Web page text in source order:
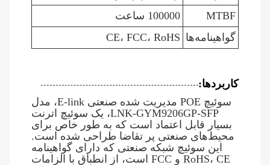
MTBF
100000 ساعت
گواهینامه‌ها CE، FCC، RoHS
کاربردها:
سوئیچ POE مدیریت شده صنعتی E-link، مدل
LNK-GYM9206GP-SFP، یک سوئیچ اترنت
بسیار قابل اعتماد است که به طور خاص برای
محیط‌های صنعتی پر تقاضا طراحی شده است.
این سوئیچ شبکه صنعتی که دارای گواهینامه
RoHS، CE و FCC است، از انطباق با الزامات